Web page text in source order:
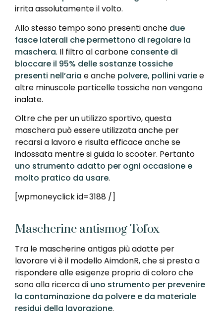
irrita assolutamente il volto.
Allo stesso tempo sono presenti anche due
fasce laterali che permettono di regolare la
maschera. Il filtro al carbone consente di
bloccare il 95% delle sostanze tossiche
presenti nell’aria e anche polvere, pollini variee
altre minuscole particelle tossiche non vengono
inalate.
Oltre che per un utilizzo sportivo, questa
maschera può essere utilizzata anche per
recarsi a lavoro e risulta efficace anche se
indossata mentre si guida lo scooter. Pertanto
uno strumento adatto per ogni occasione e
molto pratico da usare.
[wpmoneyclick id=3188 /]
Mascherine antismog Tofox
Tra le mascherine antigas più adatte per
lavorare vi è il modello AimdonR, che si presta a
rispondere alle esigenze proprio di coloro che
sono alla ricerca di uno strumento per prevenire
la contaminazione da polvere e da materiale
residui della lavorazione.